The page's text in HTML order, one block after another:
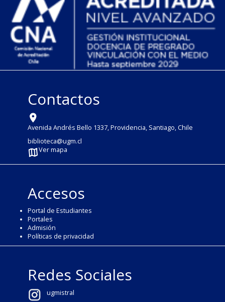
Contactos
Avenida Andrés Bello 1337, Providencia, Santiago, Chile
biblioteca@ugm.cl
Ver mapa
Accesos
Portal de Estudiantes
Portales
Admisión
Políticas de privacidad
Redes Sociales
ugmistral